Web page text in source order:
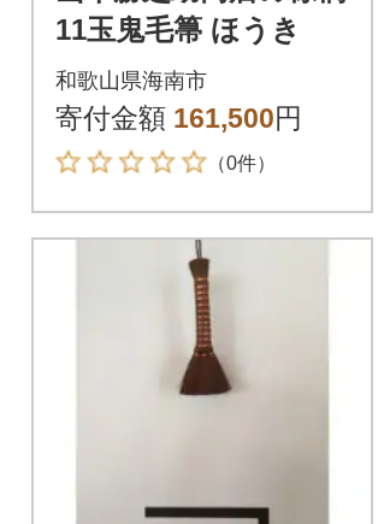
11玉鬼毛箒 ほうき
和歌山県海南市
寄付金額 161,500円
（0件）